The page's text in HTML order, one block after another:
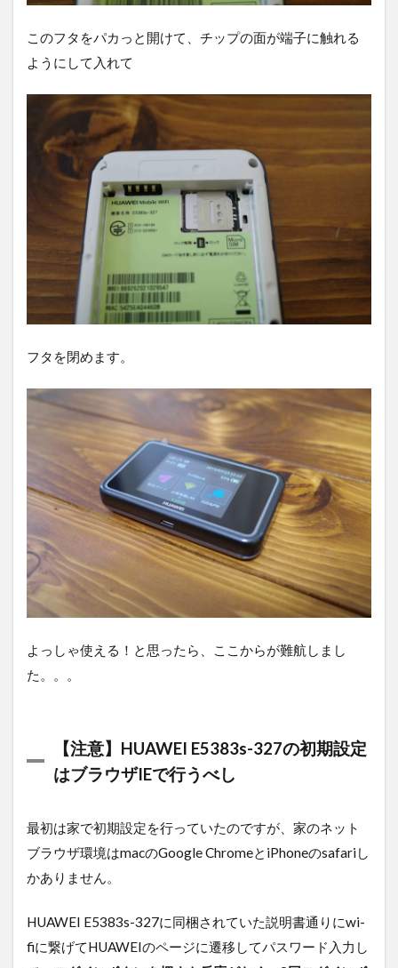
このフタをパカっと開けて、チップの面が端子に触れる
ようにして入れて
フタを閉めます。
よっしゃ使える！と思ったら、ここからが難航しまし
た。。。
【注意】HUAWEI E5383s-327の初期設定
はブラウザIEで行うべし
最初は家で初期設定を行っていたのですが、家のネット
ブラウザ環境はmacのGoogle ChromeとiPhoneのsafariし
かありません。
HUAWEI E5383s-327に同梱されていた説明書通りにwi-
fiに繋げてHUAWEIのページに遷移してパスワード入力し